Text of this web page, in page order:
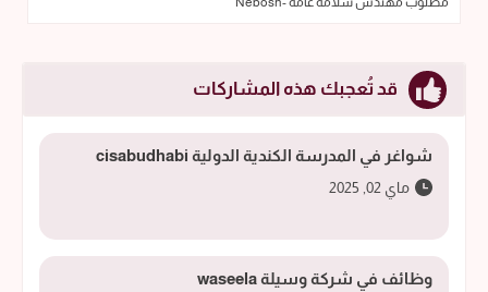
قد تُعجبك هذه المشاركات
شواغر في المدرسة الكندية الدولية cisabudhabi
ماي 02, 2025
وظائف في شركة وسيلة waseela